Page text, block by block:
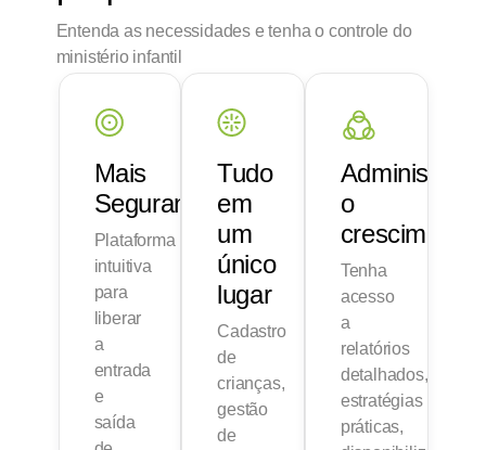
Entenda as necessidades e tenha o controle do
ministério infantil
Mais
Segurança
Plataforma
intuitiva
para
liberar
a
entrada
e
saída
Tudo
em
um
único
lugar
Cadastro
de
crianças,
gestão
de
Administre
o
crescimento
Tenha
acesso
a
relatórios
detalhados,
estratégias
práticas,